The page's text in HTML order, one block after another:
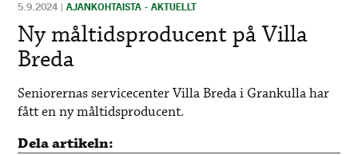
5.9.2024 |AJANKOHTAISTA - AKTUELLT
Ny måltidsproducent på Villa
Breda
Seniorernas servicecenter Villa Breda i Grankulla har
fått en ny måltidsproducent.
Dela artikeln: